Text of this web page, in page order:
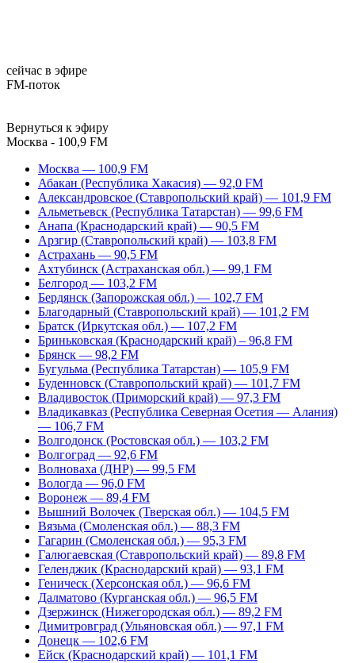
сейчас в эфире
FM-поток
Вернуться к эфиру
Москва - 100,9 FM
Москва — 100,9 FM
Абакан (Республика Хакасия) — 92,0 FM
Александровское (Ставропольский край) — 101,9 FM
Альметьевск (Республика Татарстан) — 99,6 FM
Анапа (Краснодарский край) — 90,5 FM
Арзгир (Ставропольский край) — 103,8 FM
Астрахань — 90,5 FM
Ахтубинск (Астраханская обл.) — 99,1 FM
Белгород — 103,2 FM
Бердянск (Запорожская обл.) — 102,7 FM
Благодарный (Ставропольский край) — 101,2 FM
Братск (Иркутская обл.) — 107,2 FM
Бриньковская (Краснодарский край) – 96,8 FM
Брянск — 98,2 FM
Бугульма (Республика Татарстан) — 105,9 FM
Буденновск (Ставропольский край) — 101,7 FM
Владивосток (Приморский край) — 97,3 FM
Владикавказ (Республика Северная Осетия — Алания)
— 106,7 FM
Волгодонск (Ростовская обл.) — 103,2 FM
Волгоград — 92,6 FM
Волноваха (ДНР) — 99,5 FM
Вологда — 96,0 FM
Воронеж — 89,4 FM
Вышний Волочек (Тверская обл.) — 104,5 FM
Вязьма (Смоленская обл.) — 88,3 FM
Гагарин (Смоленская обл.) — 95,3 FM
Галюгаевская (Ставропольский край) — 89,8 FM
Геленджик (Краснодарский край) — 93,1 FM
Геническ (Херсонская обл.) — 96,6 FM
Далматово (Курганская обл.) — 96,5 FM
Дзержинск (Нижегородская обл.) — 89,2 FM
Димитровград (Ульяновская обл.) — 97,1 FM
Донецк — 102,6 FM
Ейск (Краснодарский край) — 101,1 FM